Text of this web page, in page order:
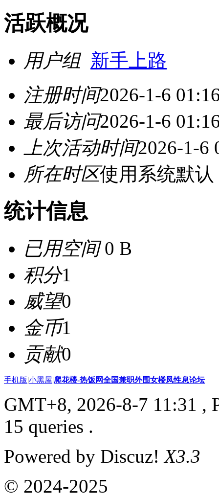
活跃概况
用户组 新手上路
注册时间2026-1-6
最后访问2026-1-6
上次活动时间2026-1-6
所在时区使用系统默认
统计信息
已用空间0 B
积分1
威望0
金币1
贡献0
手机版|小黑屋|爬花楼-热饭网全国兼职外围女楼凤性息论坛
GMT+8, 2026-8-7 11:31 ,
15 queries .
Powered by Discuz!X3.3
© 2024-2025